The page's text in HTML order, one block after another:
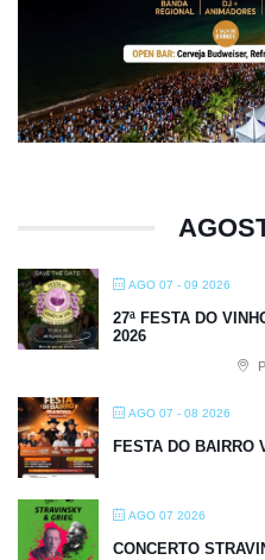
AGO 07 - 09 2026
27ª FESTA DO
2026
AGO 07 - 08 2026
FESTA DO BAIRRO
AGO 07 2026
CONCERTO